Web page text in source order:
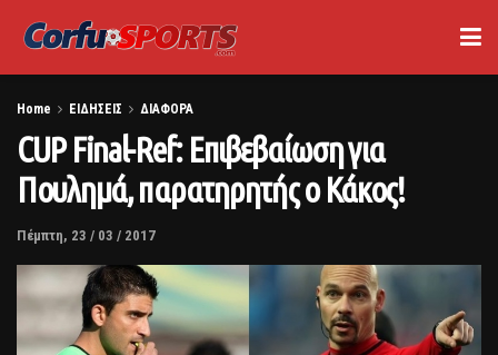
Home ΕΙΔΗΣΕΙΣ ΔΙΑΦΟΡΑ
CUP Final-Ref: Επιβεβαίωση για
Πουλημά, παρατηρητής ο Κάκος!
Πέμπτη, 23 / 03 / 2017